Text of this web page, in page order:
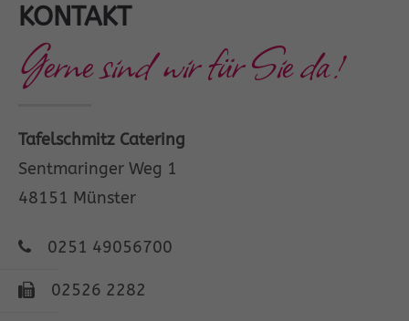
KONTAKT
Gerne sind wir für Sie da!
Tafelschmitz Catering
Sentmaringer Weg 1
48151 Münster
0251 49056700
02526 2282